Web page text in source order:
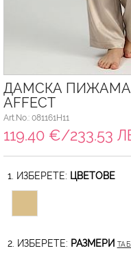
ДАМСКА ПИЖАМА
AFFECT
Art.No.: 081161H11
119.40 €/233.53
1. ИЗБЕРЕТЕ: ЦВЕТОВЕ
2. ИЗБЕРЕТЕ: РАЗМЕРИ